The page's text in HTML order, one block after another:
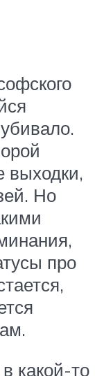
выходки,
Но
про
какой-то